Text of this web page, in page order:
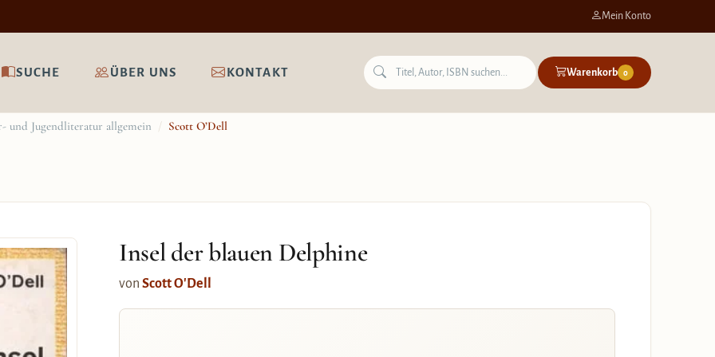
Mein Konto
SUCHE ÜBER UNS KONTAKT Warenkorb 0
und Jugendliteratur allgemein / Scott O’Dell
Insel der blauen Delphine
von Scott O'Dell